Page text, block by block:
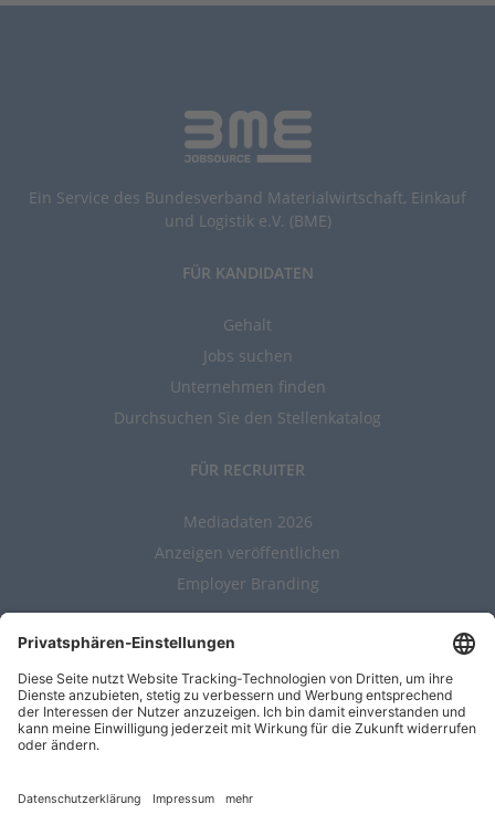
Ein Service des Bundesverband Materialwirtschaft, Einkauf
und Logistik e.V. (BME)
FÜR KANDIDATEN
Gehalt
Jobs suchen
Unternehmen finden
Durchsuchen Sie den Stellenkatalog
FÜR RECRUITER
Mediadaten 2026
Anzeigen veröffentlichen
Employer Branding
ALLGEMEIN
Kontakt
AGBs